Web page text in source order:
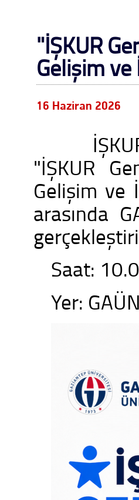
"İŞKUR
Gelişim
16 Haziran 2026
"İŞKUR
Gelişim
arasında
Saat:
Yer: